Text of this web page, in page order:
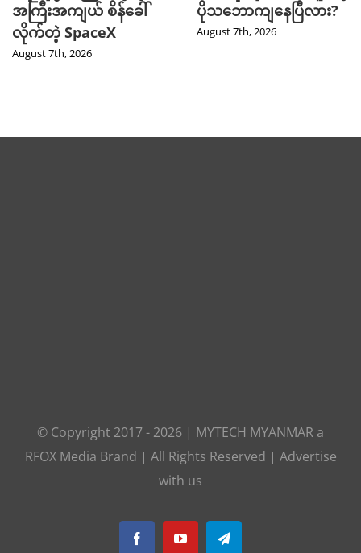
အကြီးအကျယ် စိန်ခေါ်
လိုက်တဲ့ SpaceX
August 7th, 2026
ပိုသဘောကျနေပြီလား?
August 7th, 2026
© Copyright 2017 - 2026 | MYTECH MYANMAR a
RFOX Media Brand | All Rights Reserved | Advertise
with us
FacebookYouTubeTelegram